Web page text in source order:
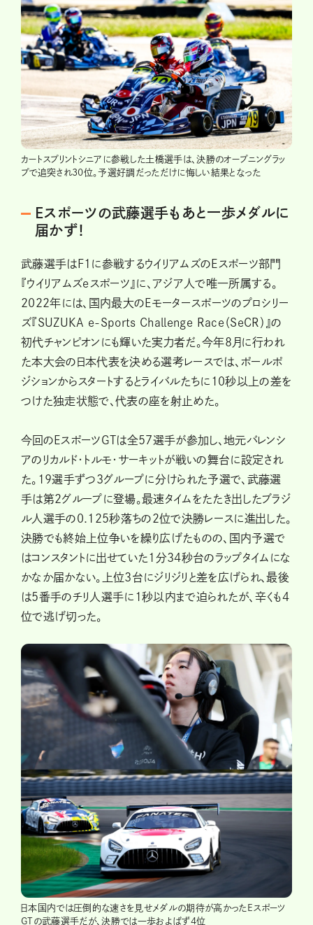
カートスプリントシニアに参戦した土橋選手は、決勝のオープニングラッ
プで追突され30位。予選好調だっただけに悔しい結果となった
Eスポーツの武藤選手もあと一歩メダルに
届かず！
武藤選手はF1に参戦するウイリアムズのEスポーツ部門
『ウイリアムズeスポーツ』に、アジア人で唯一所属する。
2022年には、国内最大のEモータースポーツのプロシリー
ズ『SUZUKA e-Sports Challenge Race（SeCR）』の
初代チャンピオンにも輝いた実力者だ。今年8月に行われ
た本大会の日本代表を決める選考レースでは、ポールポ
ジションからスタートするとライバルたちに10秒以上の差を
つけた独走状態で、代表の座を射止めた。
今回のEスポーツGTは全57選手が参加し、地元バレンシ
アのリカルド・トルモ・サーキットが戦いの舞台に設定され
た。19選手ずつ3グループに分けられた予選で、武藤選
手は第2グループに登場。最速タイムをたたき出したブラジ
ル人選手の0.125秒落ちの2位で決勝レースに進出した。
決勝でも終始上位争いを繰り広げたものの、国内予選で
はコンスタントに出せていた1分34秒台のラップタイムにな
かなか届かない。上位3台にジリジリと差を広げられ、最後
は5番手のチリ人選手に1秒以内まで迫られたが、辛くも4
位で逃げ切った。
日本国内では圧倒的な速さを見せメダルの期待が高かったEスポーツ
GTの武藤選手だが、決勝では一歩およばず4位